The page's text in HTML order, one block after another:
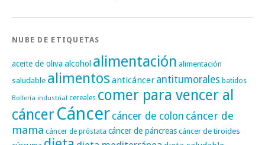
NUBE DE ETIQUETAS
aceite de oliva alcohol alimentación alimentación
saludable alimentos anticáncer antitumorales batidos
Bollería industrial cereales comer para vencer al
cáncerCáncer cáncer de colon cáncer de
mama cáncer de próstata cáncer de páncreascáncer de tiroides